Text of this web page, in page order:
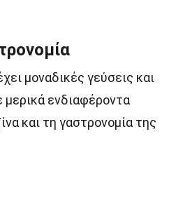
μοναδικές γεύσεις και
ενδιαφέροντα
και τη γαστρονομία της